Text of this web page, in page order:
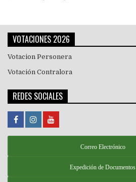
entradas
VOTACIONES 2026
Votacion Personera
Votación Contralora
REDES SOCIALES
Correo Electrónico
Expedición de Documentos